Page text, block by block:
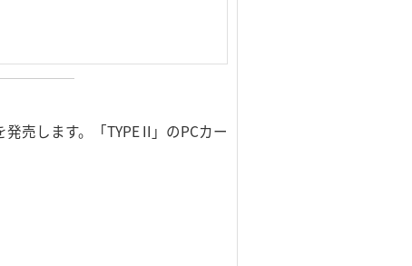
売します。「TYPE II」のPCカー